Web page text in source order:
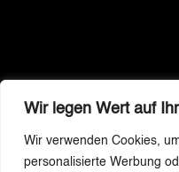
Wir legen Wert auf
Wir verwenden Cookies,
personalisierte Werbung